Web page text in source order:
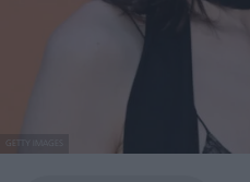
GETTY IMAGES